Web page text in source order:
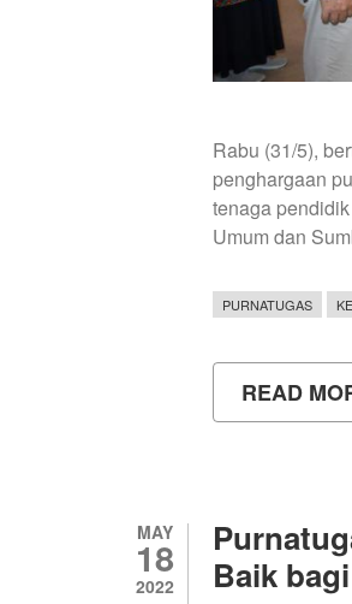
Rabu (31/5),
penghargaan
tenaga
Umum dan
PURNATUGAS
READ
MAY
18
2022
Baik